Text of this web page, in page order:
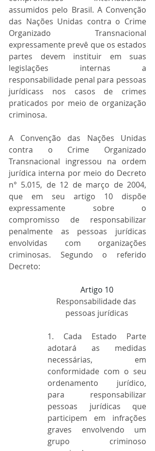
assumidos pelo Brasil. A Convenção
das Nações Unidas contra o Crime
Organizado Transnacional
expressamente prevê que os estados
partes devem instituir em suas
legislações internas a
responsabilidade penal para pessoas
jurídicass nos casos de crimes
praticados por meio de organização
criminosa.
A Convenção das Nações Unidas
contra o Crime Organizado
Transnacional ingressou na ordem
jurídica interna por meio do Decreto
n° 5.015, de 12 de março de 2004,
que em seu artigo 10 dispõe
expressamente sobre o
compromisso de responsabilizar
penalmente as pessoas jurídicas
envolvidas com organizações
criminosas. Segundo o referido
Decreto:
Artigo 10
Responsabilidade das
pessoas jurídicas
1. Cada Estado Parte
adotará as medidas
necessárias, em
conformidade com o seu
ordenamento jurídico,
para responsabilizar
pessoas jurídicas que
participem em infrações
graves envolvendo um
grupo criminoso